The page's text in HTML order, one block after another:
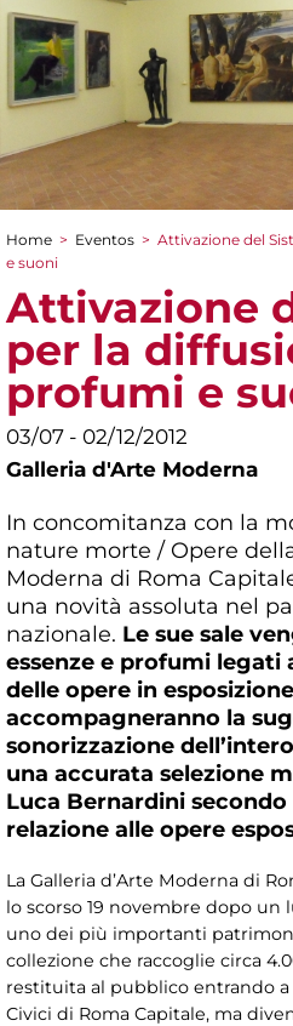
You are here
Home > Eventos > Attivazione del
e suoni
Attivazione
per la
profumi e
03/07 - 02/12/2012
Galleria d'Arte Moderna
In concomitanza con la
nature morte / Opere
Moderna di Roma
una novità assoluta nel
nazionale. Le sue sale
essenze e profumi legati
delle opere in
accompagneranno la
sonorizzazione
una accurata selezione
Luca Bernardini
relazione alle opere
La Galleria d’Arte Moderna di
lo scorso 19 novembre dopo
uno dei più importanti
collezione che raccoglie circa
restituita al pubblico entrando
Civici di Roma Capitale, ma